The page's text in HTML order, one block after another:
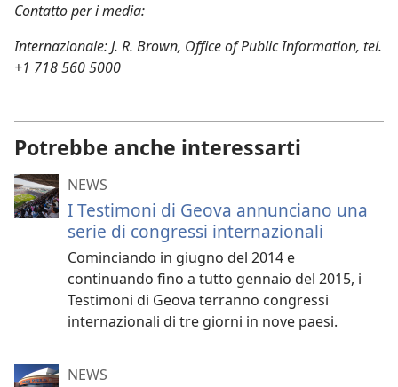
Contatto per i media:
Internazionale: J. R. Brown, Office of Public Information, tel.
+1 718 560 5000
Potrebbe anche interessarti
NEWS
I Testimoni di Geova annunciano una
serie di congressi internazionali
Cominciando in giugno del 2014 e
continuando fino a tutto gennaio del 2015, i
Testimoni di Geova terranno congressi
internazionali di tre giorni in nove paesi.
NEWS